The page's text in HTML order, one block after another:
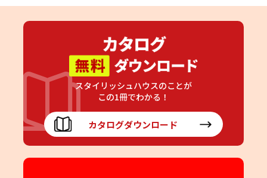
スタイリッシュハウスのことが
この1冊でわかる！
カタログダウンロード